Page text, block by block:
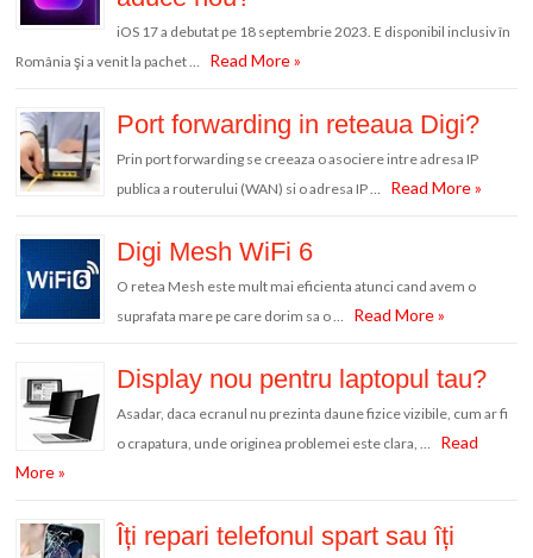
iOS 17 a debutat pe 18 septembrie 2023. E disponibil inclusiv în
România şi a venit la pachet …
Read More »
Port forwarding in reteaua Digi?
Prin port forwarding se creeaza o asociere intre adresa IP
publica a routerului (WAN) si o adresa IP …
Read More »
Digi Mesh WiFi 6
O retea Mesh este mult mai eficienta atunci cand avem o
suprafata mare pe care dorim sa o …
Read More »
Display nou pentru laptopul tau?
Asadar, daca ecranul nu prezinta daune fizice vizibile, cum ar fi
o crapatura, unde originea problemei este clara, …
Read
More »
Îți repari telefonul spart sau îți